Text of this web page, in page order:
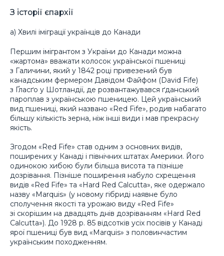
З історії єпархії
а) Хвилі іміграції українців до Канади
Першим імігрантом з України до Канади можна
«жартома» вважати колосок української пшениці
з Галичини, який у 1842 році привезений був
канадським фермером Давідом Файфом (David Fife)
з Ґласґо у Шотландії, де розвантажувався ґданський
пароплав з українською пшеницею. Цей український
вид пшениці, який названо «Red Fife», родив набагато
більшу кількість зерна, ніж інші види і мав прекрасну
якість.
Згодом «Red Fife» став одним з основних видів,
поширених у Канаді і північних штатах Америки. Його
одинокою хибою були більша висота та пізніше
дозрівання. Пізніше поширення набуло схрещення
видів «Red Fife» та «Hard Red Calcutta», яке одержало
назву «Marquis» (у новому гібриді наявне було
сполучення якості та урожаю виду «Red Fife»
зі скорішим на двадцять днів дозріванням «Hard Red
Calcutta»). До 1928 р. 85 відсотків усіх посівів у Канаді
ярої пшениці був вид «Marquis» з половинчастим
українським походженням.